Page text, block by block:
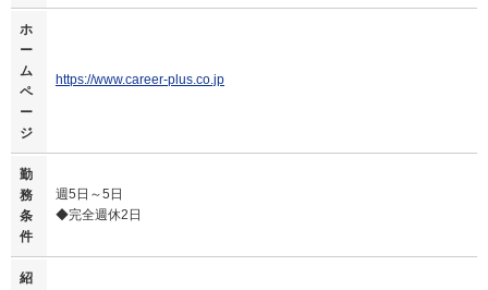
ホ
ー
ム
ペ
ー
ジ
https://www.career-plus.co.jp
勤
務
条
件
週5日～5日
◆完全週休2日
紹